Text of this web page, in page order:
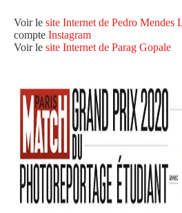
Voir le site Internet de Pedro Mendes
compte Instagram
Voir le site Internet de Parag Gopale